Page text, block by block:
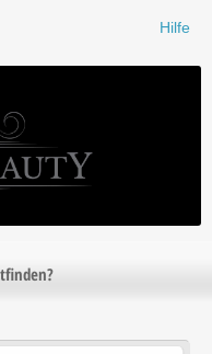
Hilfe